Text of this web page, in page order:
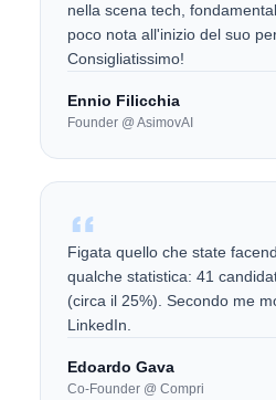
nella scena tech,
poco nota all'inizio del suo
Consigliatissimo!
Ennio Filicchia
Founder @ AsimovAI
Figata quello che state
qualche statistica: 41
(circa il 25%). Secondo me
LinkedIn.
Edoardo Gava
Co-Founder @ Compri